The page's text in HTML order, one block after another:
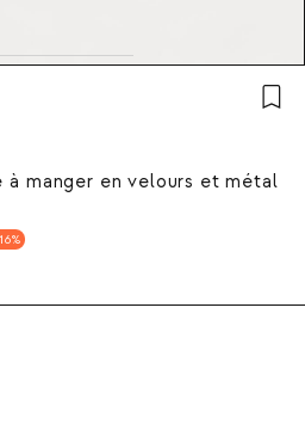
à manger en velours et métal
16